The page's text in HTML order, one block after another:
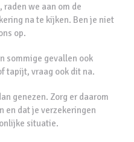
we aan om de
na te kijken. Ben je niet
op.
sommige gevallen ook
tapijt, vraag ook dit na.
genezen. Zorg er daarom
en dat je verzekeringen
situatie.